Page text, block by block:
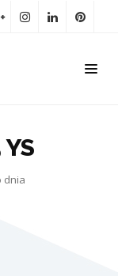
dnia